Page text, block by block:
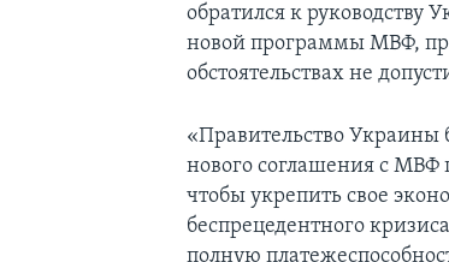
обратился к руководству
новой программы МВФ,
обстоятельствах не
«Правительство
нового соглашения с МВФ
чтобы укрепить свое
беспрецедентного
полную